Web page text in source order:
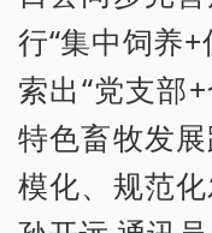
行“集中饲养
索出“党支部
特色畜牧发
模化、规范